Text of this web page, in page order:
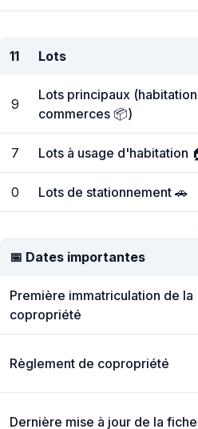
11 Lots
9
Lots principaux
commerces 📦)
7 Lots à usage d'habitation
0 Lots de stationnement 🚗
📅 Dates importantes
Première immatriculation de la
copropriété
Règlement de copropriété
Dernière mise à jour de la fiche